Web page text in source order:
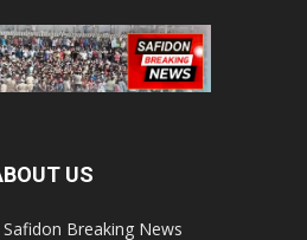
US
Breaking News